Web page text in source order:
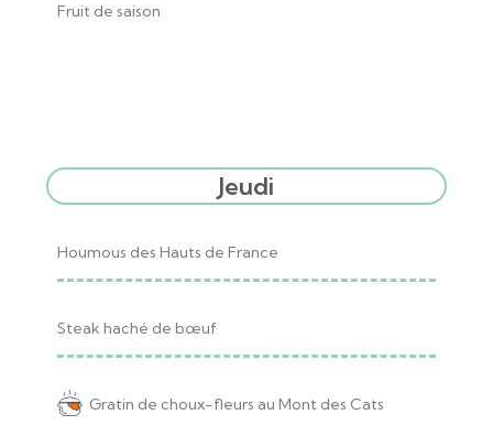
Fruit de saison
Jeudi
Houmous des Hauts de France
Steak haché de bœuf
Gratin de choux-fleurs au Mont des Cats